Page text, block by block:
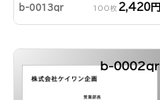
b-0013qr 100枚 2,420円
b-0002qr